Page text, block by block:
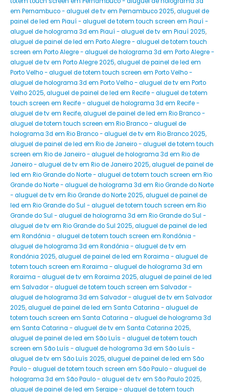
em Pernambuco - aluguel de tv em Pernambuco 2025,aluguel de
painel de led em Piauí - aluguel de totem touch screen em Piauí -
aluguel de holograma 3d em Piauí - aluguel de tv em Piauí 2025,
aluguel de painel de led em Porto Alegre - aluguel de totem touch
screen em Porto Alegre - aluguel de holograma 3d em Porto Alegre -
aluguel de tv em Porto Alegre 2025,aluguel de painel de led em
Porto Velho - aluguel de totem touch screen em Porto Velho -
aluguel de holograma 3d em Porto Velho - aluguel de tv em Porto
Velho 2025,aluguel de painel de led em Recife - aluguel de totem
touch screen em Recife - aluguel de holograma 3d em Recife -
aluguel de tv em Recife,aluguel de painel de led em Rio Branco -
aluguel de totem touch screen em Rio Branco - aluguel de
holograma 3d em Rio Branco - aluguel de tv em Rio Branco 2025,
aluguel de painel de led em Rio de Janeiro - aluguel de totem touch
screen em Rio de Janeiro - aluguel de holograma 3d em Rio de
Janeiro - aluguel de tv em Rio de Janeiro 2025,aluguel de painel de
led em Rio Grande do Norte - aluguel de totem touch screen em Rio
Grande do Norte - aluguel de holograma 3d em Rio Grande do Norte
- aluguel de tv em Rio Grande do Norte 2025,aluguel de painel de
led em Rio Grande do Sul - aluguel de totem touch screen em Rio
Grande do Sul - aluguel de holograma 3d em Rio Grande do Sul -
aluguel de tv em Rio Grande do Sul 2025,aluguel de painel de led
em Rondônia - aluguel de totem touch screen em Rondônia -
aluguel de holograma 3d em Rondônia - aluguel de tv em
Rondônia 2025,aluguel de painel de led em Roraima - aluguel de
totem touch screen em Roraima - aluguel de holograma 3d em
Roraima - aluguel de tv em Roraima 2025,aluguel de painel de led
em Salvador - aluguel de totem touch screen em Salvador -
aluguel de holograma 3d em Salvador - aluguel de tv em Salvador
2025,aluguel de painel de led em Santa Catarina - aluguel de
totem touch screen em Santa Catarina - aluguel de holograma 3d
em Santa Catarina - aluguel de tv em Santa Catarina 2025,
aluguel de painel de led em São Luís - aluguel de totem touch
screen em São Luís - aluguel de holograma 3d em São Luís -
aluguel de tv em São Luís 2025,aluguel de painel de led em São
Paulo - aluguel de totem touch screen em São Paulo - aluguel de
holograma 3d em São Paulo - aluguel de tv em São Paulo 2025,
aluguel de painel de led em Sergipe - aluguel de totem touch